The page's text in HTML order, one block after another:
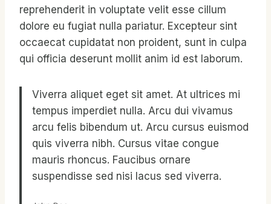
reprehenderit in voluptate velit esse cillum
dolore eu fugiat nulla pariatur. Excepteur sint
occaecat cupidatat non proident, sunt in culpa
qui officia deserunt mollit anim id est laborum.
Viverra aliquet eget sit amet. At ultrices mi
tempus imperdiet nulla. Arcu dui vivamus
arcu felis bibendum ut. Arcu cursus euismod
quis viverra nibh. Cursus vitae congue
mauris rhoncus. Faucibus ornare
suspendisse sed nisi lacus sed viverra.